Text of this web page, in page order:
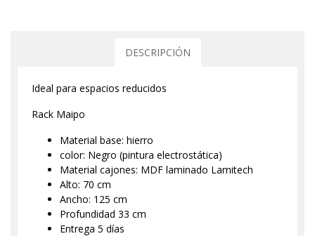
DESCRIPCIÓN
Ideal para espacios reducidos
Rack Maipo
Material base: hierro
color: Negro (pintura electrostática)
Material cajones: MDF laminado Lamitech
Alto: 70 cm
Ancho: 125 cm
Profundidad 33 cm
Entrega 5 días